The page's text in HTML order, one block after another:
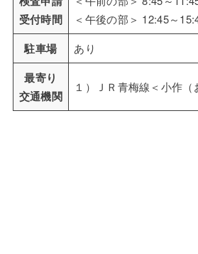
受付時間
＜午後の部＞ 12:45～
駐車場 あり
最寄り
交通機関
１）ＪＲ青梅線＜小作